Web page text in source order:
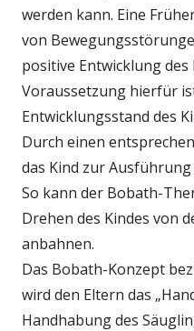
werden kann. Eine
von
positive Entwicklung
Voraussetzung hierfür
Entwicklungsstand des
Durch einen
das Kind zur
So kann der Bobath-
Drehen des Kindes von
anbahnen.
Das Bobath-Konzept
wird den Eltern das
Handhabung des